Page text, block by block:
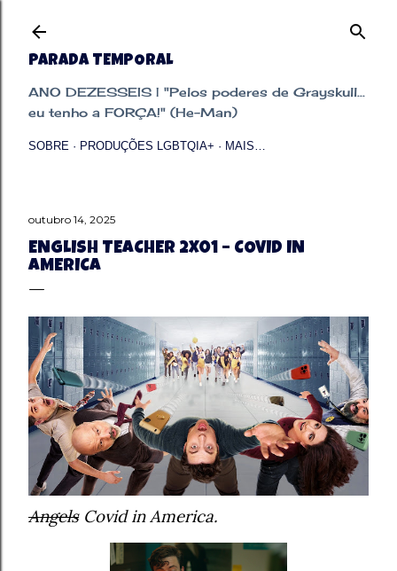
PARADA TEMPORAL
ANO DEZESSEIS | "Pelos poderes de Grayskull...
eu tenho a FORÇA!" (He-Man)
SOBRE PRODUÇÕES LGBTQIA+ MAIS…
outubro 14, 2025
ENGLISH TEACHER 2X01 – COVID IN
AMERICA
AngelsCovid in America.